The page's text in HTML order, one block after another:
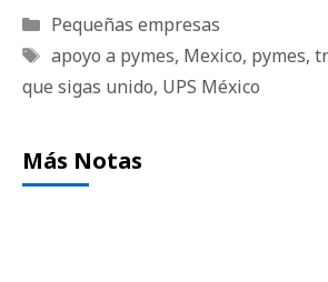
Categorías
Pequeñas empresas
Etiquetas
apoyo a pymes, Mexico, pymes,
que sigas unido, UPS México
Más Notas